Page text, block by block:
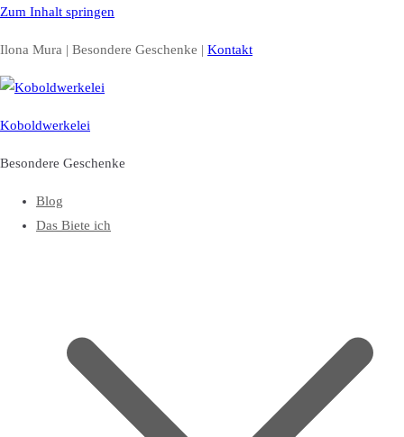
Zum Inhalt springen
Ilona Mura | Besondere Geschenke | Kontakt
Koboldwerkelei
Besondere Geschenke
Blog
Das Biete ich